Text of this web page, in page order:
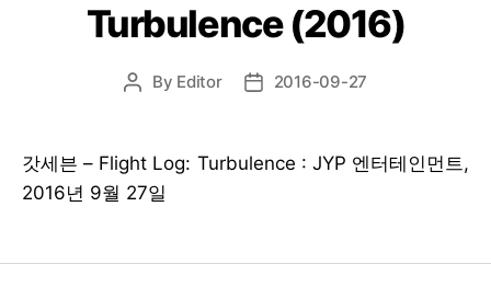
Turbulence (2016)
Post
By Editor
Post2016-09-27
갓세븐 – Flight Log: Turbulence : JYP 엔터테인먼트,
2016년 9월 27일